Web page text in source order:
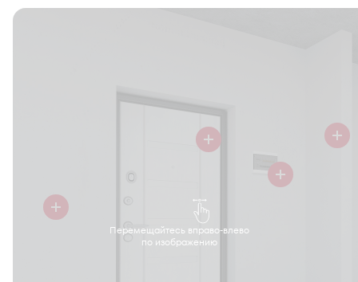
Перемещайтесь вправо-влево
по изображению